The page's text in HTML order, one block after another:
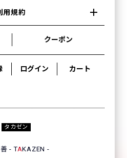
用規約
クーポン
ログイン カート
タカゼン
- TAKAZEN -